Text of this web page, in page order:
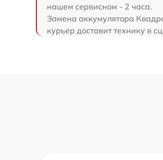
нашем сервисном - 2 часа.
Замена аккумулятора
курьер доставит технику в